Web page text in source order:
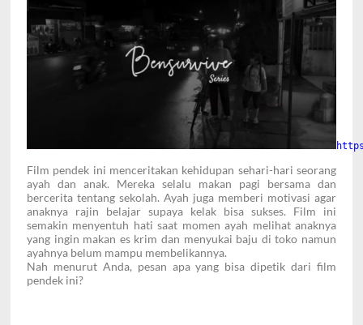
Film pendek ini menceritakan kehidupan sehari-hari seorang
ayah dan anak. Mereka selalu makan pagi bersama dan
bercerita tentang sekolah. Ayah juga memberi motivasi agar
anaknya rajin belajar supaya kelak bisa sukses. Film ini
semakin menyentuh hati saat momen ayah melihat anaknya
yang ingin makan es krim dan menyukai baju di toko namun
ayahnya belum mampu membelikannya.
Nah menurut Anda, pesan apa yang bisa dipetik dari film
pendek ini?